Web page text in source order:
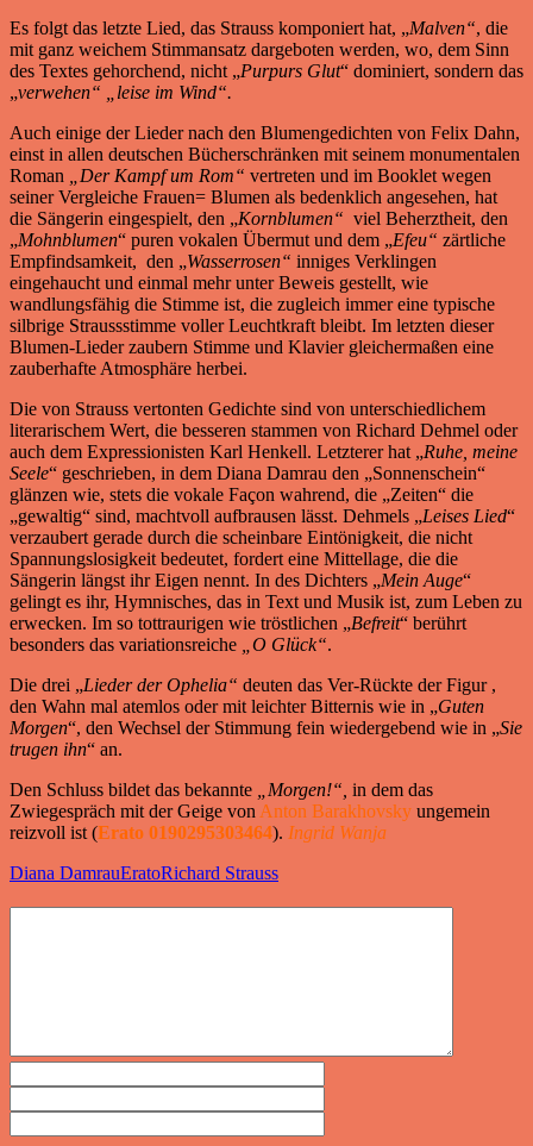
Es folgt das letzte Lied, das Strauss komponiert hat, „Malven“, die
mit ganz weichem Stimmansatz dargeboten werden, wo, dem Sinn
des Textes gehorchend, nicht „Purpurs Glut“ dominiert, sondern das
„verwehen“ „leise im Wind“.
Auch einige der Lieder nach den Blumengedichten von Felix Dahn,
einst in allen deutschen Bücherschränken mit seinem monumentalen
Roman
„Der Kampf um Rom“ vertreten und im Booklet wegen
seiner Vergleiche Frauen= Blumen als bedenklich angesehen, hat
die Sängerin eingespielt, den „Kornblumen“ viel Beherztheit, den
„Mohnblumen“ puren vokalen Übermut und dem „Efeu“ zärtliche
Empfindsamkeit, den „Wasserrosen“ inniges Verklingen
eingehaucht und einmal mehr unter Beweis gestellt, wie
wandlungsfähig die Stimme ist, die zugleich immer eine typische
silbrige Straussstimme voller Leuchtkraft bleibt. Im letzten dieser
Blumen-Lieder zaubern Stimme und Klavier gleichermaßen eine
zauberhafte Atmosphäre herbei.
Die von Strauss vertonten Gedichte sind von unterschiedlichem
literarischem Wert, die besseren stammen von Richard Dehmel oder
auch dem Expressionisten Karl Henkell. Letzterer hat „Ruhe, meine
Seele“ geschrieben, in dem Diana Damrau den „Sonnenschein“
glänzen wie, stets die vokale Façon wahrend, die „Zeiten“ die
„gewaltig“ sind, machtvoll aufbrausen lässt. Dehmels „Leises Lied“
verzaubert gerade durch die scheinbare Eintönigkeit, die nicht
Spannungslosigkeit bedeutet, fordert eine Mittellage, die die
Sängerin längst ihr Eigen nennt. In des Dichters „Mein Auge“
gelingt es ihr, Hymnisches, das in Text und Musik ist, zum Leben zu
erwecken. Im so tottraurigen wie tröstlichen „Befreit“ berührt
besonders das variationsreiche
„O Glück“.
Die drei „Lieder der Ophelia“ deuten das Ver-Rückte der Figur ,
den Wahn mal atemlos oder mit leichter Bitternis wie in „Guten
Morgen“, den Wechsel der Stimmung fein wiedergebend wie in „Sie
trugen ihn“ an.
Den Schluss bildet das bekannte
„Morgen!“, in dem das
Zwiegespräch mit der Geige von Anton Barakhovsky ungemein
reizvoll ist (Erato 0190295303464). Ingrid Wanja
Diana DamrauEratoRichard Strauss